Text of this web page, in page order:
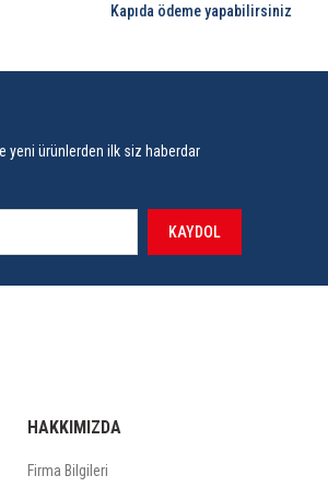
Kapıda ödeme yapabilirsiniz
yeni ürünlerden ilk siz haberdar
KAYDOL
HAKKIMIZDA
Firma Bilgileri